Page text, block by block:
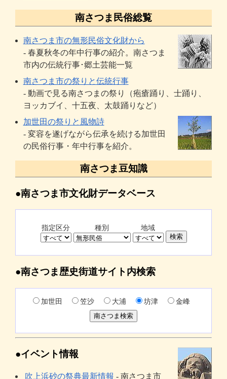
南さつま民俗総覧
南さつま市の無形民俗文化財から
- 春夏秋冬の年中行事の紹介。南さつま
市内の伝統行事･郷土芸能一覧
南さつま市の祭りと伝統行事
- 動画で見る南さつまの祭り（疱瘡踊り、士踊り、
ヨッカブイ、十五夜、太鼓踊りなど）
加世田の祭りと風物詩
- 変容を遂げながら伝承を続ける加世田
の民俗行事・年中行事を紹介。
南さつま豆知識
●南さつま市文化財データベース
指定区分 種別 地域
●南さつま歴史街道サイト内検索
加世田 笠沙 大浦 坊津 金峰
●イベント情報
吹上浜砂の祭典最新情報 - 南さつま市